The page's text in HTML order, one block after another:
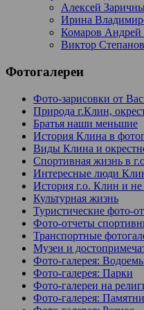
Алексей
Ирина
Комаров Андрей
Виктор
Фотогалереи
Фото-зарисовки от
Природа г.Клин,
Братья наши меньшие
История Клина в
Виды Клина и
Спортивная жизнь в
Интересные люди
История г.о. Клин и
Культурная жизнь
Туристические фото-
Фото-отчеты
Транспортные
Музеи и
Фото-галерея:
Фото-галерея: Парки
Фото-галереи на
Фото-галерея: